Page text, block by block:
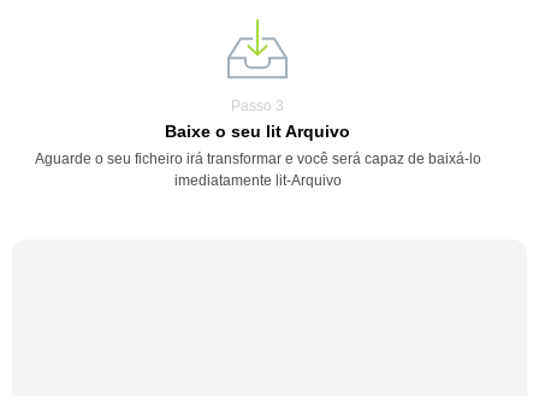
Passo 3
Baixe o seu lit Arquivo
Aguarde o seu ficheiro irá transformar e você será capaz de baixá-lo
imediatamente lit-Arquivo